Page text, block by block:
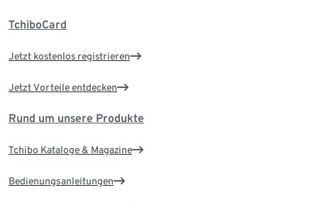
TchiboCard
Jetzt kostenlos registrieren
Jetzt Vorteile entdecken
Rund um unsere Produkte
Tchibo Kataloge & Magazine
Bedienungsanleitungen